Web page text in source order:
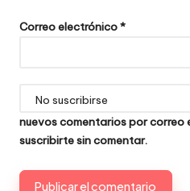
Correo electrónico*
nuevos comentarios por correo
suscribirtesin comentar.